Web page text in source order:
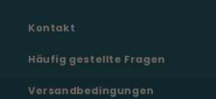
Kontakt
Häufig gestellte Fragen
Versandbedingungen